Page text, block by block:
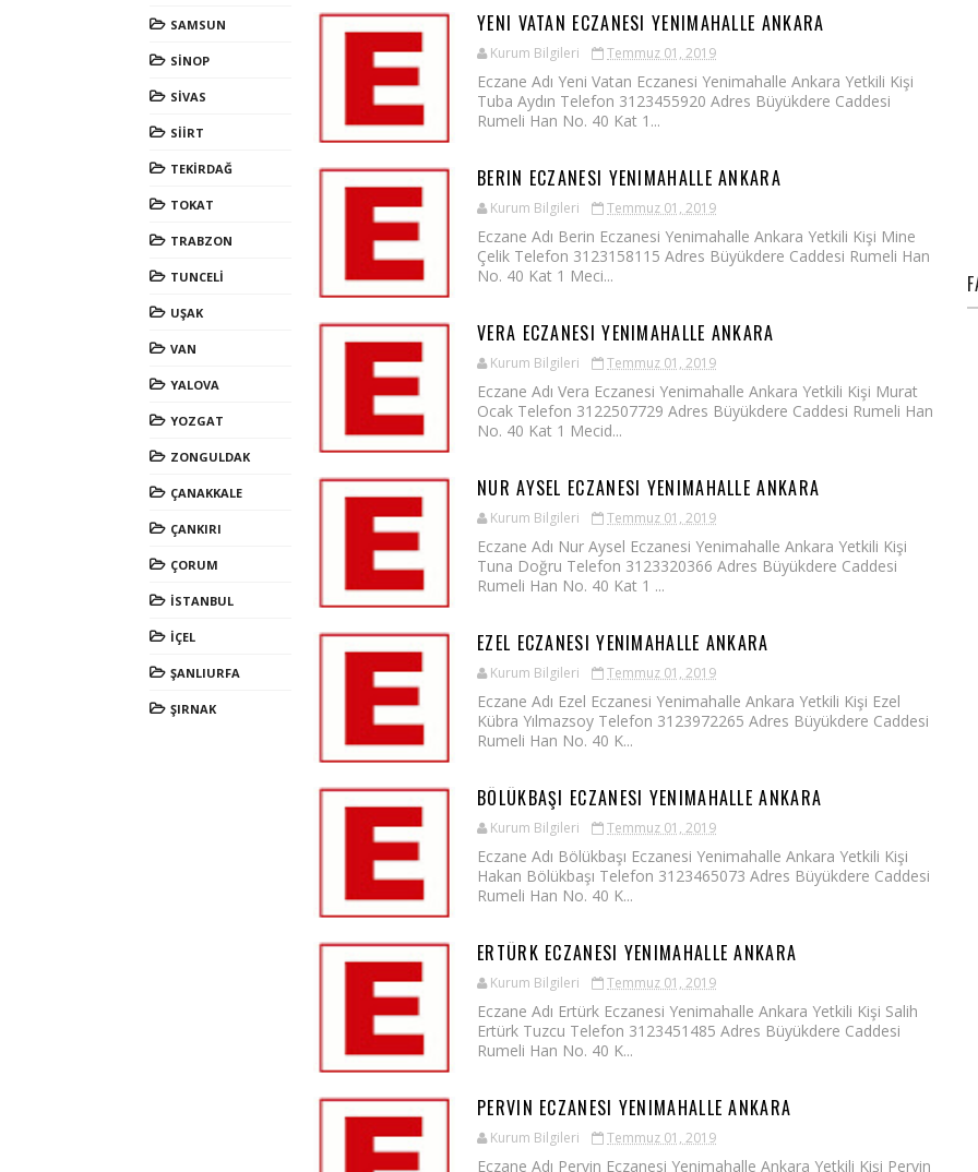
SAMSUN
SİNOP
SİVAS
SİİRT
TEKİRDAĞ
TOKAT
TRABZON
TUNCELİ
UŞAK
VAN
YALOVA
YOZGAT
ZONGULDAK
ÇANAKKALE
ÇANKIRI
ÇORUM
İSTANBUL
İÇEL
ŞANLIURFA
ŞIRNAK
YENI VATAN ECZANESI YENIMAHALLE ANKARA
Kurum Bilgileri Temmuz 01, 2019
Eczane Adı Yeni Vatan Eczanesi Yenimahalle Ankara Yetkili Kişi
Tuba Aydın Telefon 3123455920 Adres Büyükdere Caddesi
Rumeli Han No. 40 Kat 1...
BERIN ECZANESI YENIMAHALLE ANKARA
Kurum Bilgileri Temmuz 01, 2019
Eczane Adı Berin Eczanesi Yenimahalle Ankara Yetkili Kişi Mine
Çelik Telefon 3123158115 Adres Büyükdere Caddesi Rumeli Han
No. 40 Kat 1 Meci...
VERA ECZANESI YENIMAHALLE ANKARA
Kurum Bilgileri Temmuz 01, 2019
Eczane Adı Vera Eczanesi Yenimahalle Ankara Yetkili Kişi Murat
Ocak Telefon 3122507729 Adres Büyükdere Caddesi Rumeli Han
No. 40 Kat 1 Mecid...
NUR AYSEL ECZANESI YENIMAHALLE ANKARA
Kurum Bilgileri Temmuz 01, 2019
Eczane Adı Nur Aysel Eczanesi Yenimahalle Ankara Yetkili Kişi
Tuna Doğru Telefon 3123320366 Adres Büyükdere Caddesi
Rumeli Han No. 40 Kat 1 ...
EZEL ECZANESI YENIMAHALLE ANKARA
Kurum Bilgileri Temmuz 01, 2019
Eczane Adı Ezel Eczanesi Yenimahalle Ankara Yetkili Kişi Ezel
Kübra Yılmazsoy Telefon 3123972265 Adres Büyükdere Caddesi
Rumeli Han No. 40 K...
BÖLÜKBAŞI ECZANESI YENIMAHALLE ANKARA
Kurum Bilgileri Temmuz 01, 2019
Eczane Adı Bölükbaşı Eczanesi Yenimahalle Ankara Yetkili Kişi
Hakan Bölükbaşı Telefon 3123465073 Adres Büyükdere Caddesi
Rumeli Han No. 40 K...
ERTÜRK ECZANESI YENIMAHALLE ANKARA
Kurum Bilgileri Temmuz 01, 2019
Eczane Adı Ertürk Eczanesi Yenimahalle Ankara Yetkili Kişi Salih
Ertürk Tuzcu Telefon 3123451485 Adres Büyükdere Caddesi
Rumeli Han No. 40 K...
PERVIN ECZANESI YENIMAHALLE ANKARA
Kurum Bilgileri Temmuz 01, 2019
Eczane Adı Pervin Eczanesi Yenimahalle Ankara Yetkili Kişi Pervin